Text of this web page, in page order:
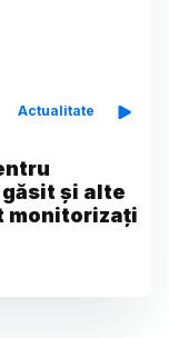
Actualitate
găsit și alte
monitorizați